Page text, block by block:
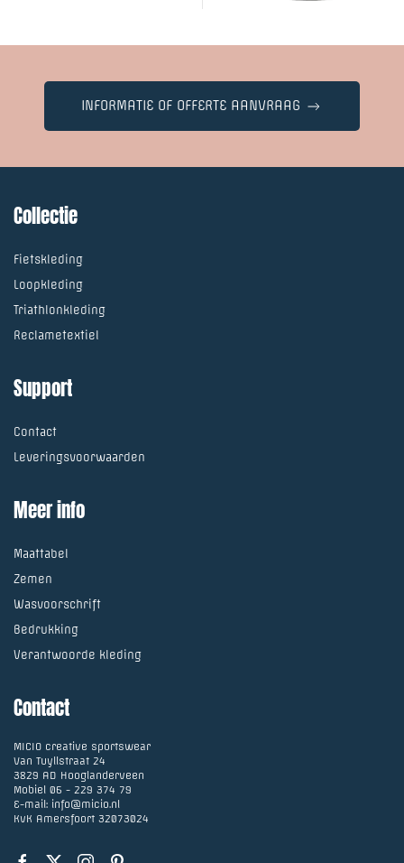
INFORMATIE OF OFFERTE AANVRAAG
Collectie
Fietskleding
Loopkleding
Triathlonkleding
Reclametextiel
Support
Contact
Leveringsvoorwaarden
Meer info
Maattabel
Zemen
Wasvoorschrift
Bedrukking
Verantwoorde kleding
Contact
MICIO creative sportswear
Van Tuyllstraat 24
3829 AD Hooglanderveen
Mobiel 06 - 229 374 79
E-mail: info@micio.nl
KvK Amersfoort 32073024